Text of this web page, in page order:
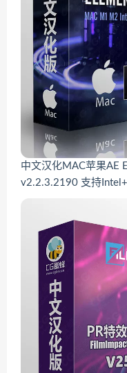
中文汉化MAC苹果AE
v2.2.3.2190 支持